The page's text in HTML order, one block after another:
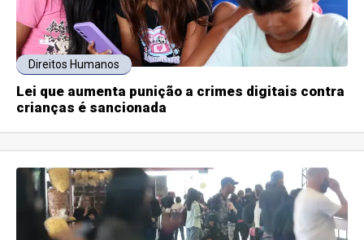
Direitos Humanos
Lei que aumenta punição a crimes digitais contra
crianças é sancionada